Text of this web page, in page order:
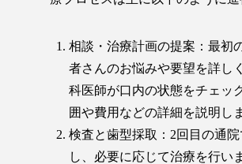
相談・治療計画の提案：最初
者さんのお悩みや要望を詳し
科医師が口内の状態をチェッ
囲や費用などの詳細を説明し
検査と歯型採取：2回目の通
し、必要に応じて治療を行い